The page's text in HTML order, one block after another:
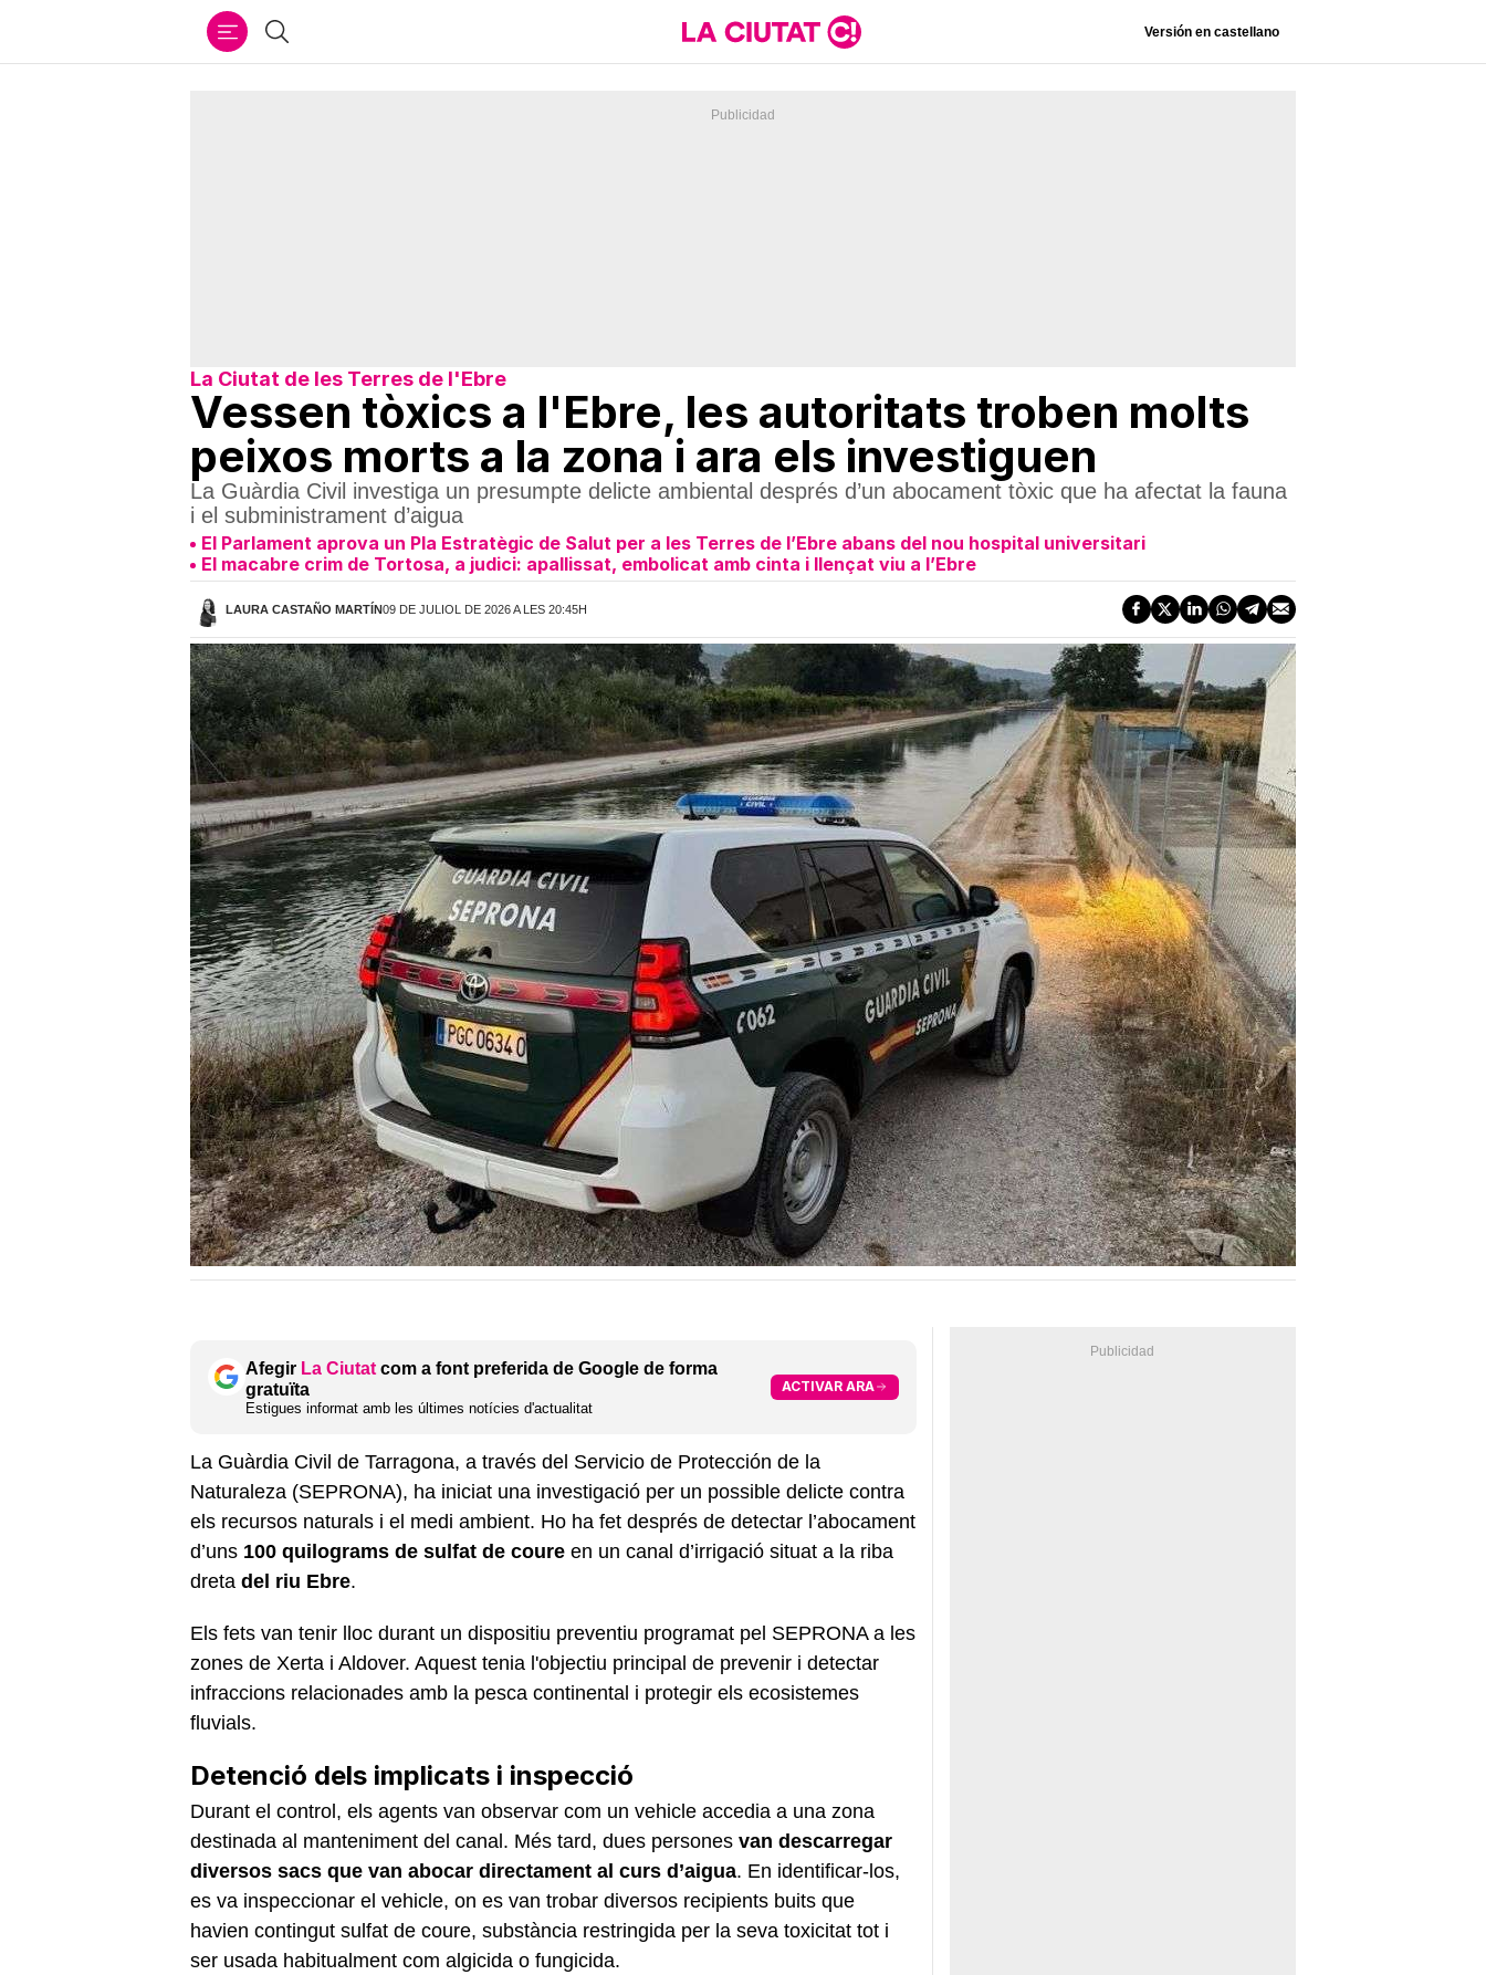
Cercar Versión en castellano
La Ciutat de les Terres de l'Ebre
Vessen tòxics a l'Ebre, les autoritats troben molts
peixos morts a la zona i ara els investiguen
La Guàrdia Civil investiga un presumpte delicte ambiental després d’un abocament tòxic que ha afectat la fauna
i el subministrament d’aigua
El Parlament aprova un Pla Estratègic de Salut per a les Terres de l’Ebre abans del nou hospital universitari
El macabre crim de Tortosa, a judici: apallissat, embolicat amb cinta i llençat viu a l’Ebre
LAURA CASTAÑO MARTÍN09 DE JULIOL DE 2026 A LES 20:45H
Afegir La Ciutat com a font preferida de Google de forma
gratuïta
Estigues informat amb les últimes notícies d'actualitat
ACTIVAR ARA
La Guàrdia Civil de Tarragona, a través del Servicio de Protección de la
Naturaleza (SEPRONA), ha iniciat una investigació per un possible delicte contra
els recursos naturals i el medi ambient. Ho ha fet després de detectar l’abocament
d’uns 100 quilograms de sulfat de coure en un canal d’irrigació situat a la riba
dreta del riu Ebre.
Els fets van tenir lloc durant un dispositiu preventiu programat pel SEPRONA a les
zones de Xerta i Aldover. Aquest tenia l'objectiu principal de prevenir i detectar
infraccions relacionades amb la pesca continental i protegir els ecosistemes
fluvials.
Detenció dels implicats i inspecció
Durant el control, els agents van observar com un vehicle accedia a una zona
destinada al manteniment del canal. Més tard, dues persones van descarregar
diversos sacs que van abocar directament al curs d’aigua. En identificar-los,
es va inspeccionar el vehicle, on es van trobar diversos recipients buits que
havien contingut sulfat de coure, substància restringida per la seva toxicitat tot i
ser usada habitualment com algicida o fungicida.